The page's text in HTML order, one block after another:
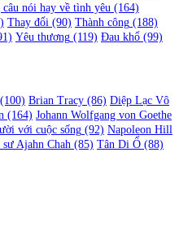
nói hay về tình yêu (164)
Thay đổi (90) Thành công (188)
Yêu thương (119) Đau khổ (99)
(100) Brian Tracy (86) Diệp Lạc Vô
(164) Johann Wolfgang von Goethe
với cuộc sống (92) Napoleon Hill
Ajahn Chah (85) Tân Di Ổ (88)